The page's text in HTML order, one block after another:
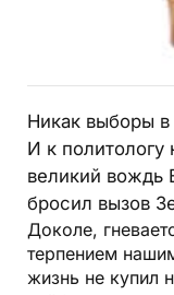
Никак выборы
И к политологу
великий вождь
бросил вызов
Доколе,
терпением
жизнь не купил